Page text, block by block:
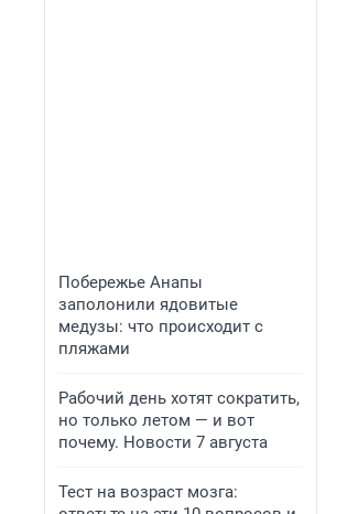
Побережье Анапы
заполонили ядовитые
медузы: что происходит с
пляжами
Рабочий день хотят сократить,
но только летом — и вот
почему. Новости 7 августа
Тест на возраст мозга: